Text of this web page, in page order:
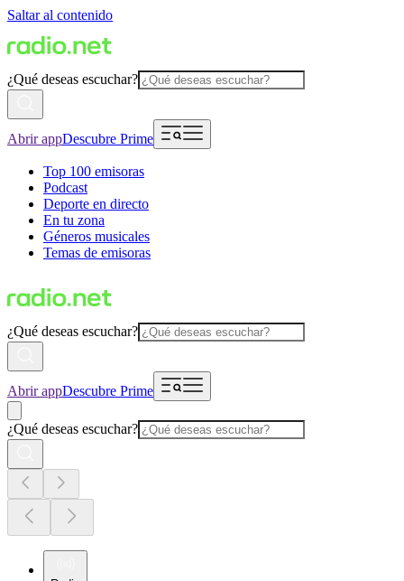
Saltar al contenido
¿Qué deseas escuchar?
Abrir appDescubre Prime
Top 100 emisoras
Podcast
Deporte en directo
En tu zona
Géneros musicales
Temas de emisoras
¿Qué deseas escuchar?
Abrir appDescubre Prime
¿Qué deseas escuchar?